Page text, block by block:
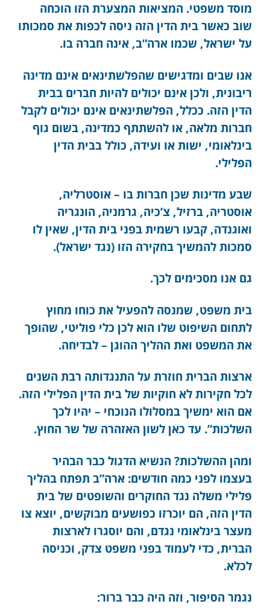
מוסד משפטי. המציאות המצערת הזו הוכחה
שוב כאשר בית הדין הזה ניסה לכפות את סמכותו
על ישראל, שכמו ארה”ב, אינה חברה בו.
אנו שבים ומדגישים שהפלשתינאים אינם מדינה
ריבונית, ולכן אינם יכולים להיות חברים בבית
הדין הזה. ככלל, הפלשתינאים אינם יכולים לקבל
חברות מלאה, או להשתתף כמדינה, בשום גוף
בינלאומי, ישות או ועידה, כולל בבית הדין
הפלילי.
שבע מדינות שכן חברות בו – אוסטרליה,
אוסטריה, ברזיל, צ’כיה, גרמניה, הונגריה
ואוגנדה, קבעו רשמית בפני בית הדין, שאין לו
סמכות להמשיך בחקירה הזו (נגד ישראל).
גם אנו מסכימים לכך.
בית משפט, שמנסה להפעיל את כוחו מחוץ
לתחום השיפוט שלו הוא לכן כלי פוליטי, שהופך
את המשפט ואת ההליך ההוגן – לבדיחה.
ארצות הברית חוזרת על התנגדותה רבת השנים
לכל חקירות לא חוקיות של בית הדין הפלילי הזה.
אם הוא ימשיך במסלולו הנוכחי – יהיו לכך
השלכות”. עד כאן לשון האזהרה של שר החוץ.
ומהן ההשלכות? הנשיא הדגול כבר הבהיר
בעצמו לפני כמה חודשים: ארה”ב תפתח בהליך
פלילי משלה נגד החוקרים והשופטים של בית
הדין הזה, הם יוכרזו כפושעים מבוקשים, יוצא צו
מעצר בינלאומי נגדם, והם יוסגרו לארצות
הברית, כדי לעמוד בפני משפט צדק, וכניסה
לכלא.
נגמר הסיפור, וזה היה כבר ברור: